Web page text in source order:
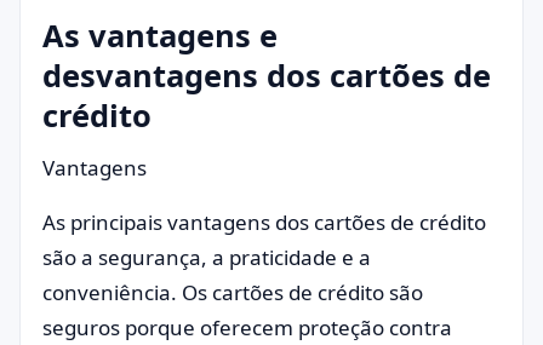
As vantagens e
desvantagens dos cartões de
crédito
Vantagens
As principais vantagens dos cartões de crédito
são a segurança, a praticidade e a
conveniência. Os cartões de crédito são
seguros porque oferecem proteção contra